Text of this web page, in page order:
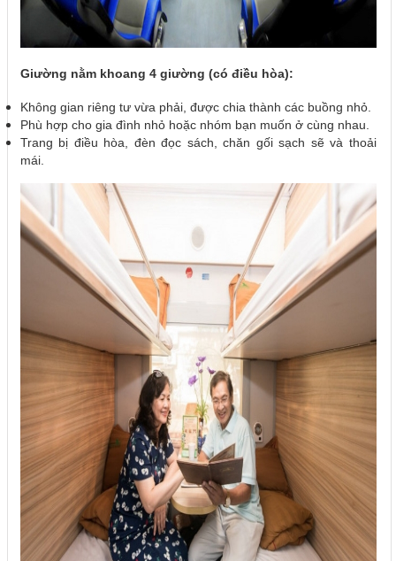
Giường nằm khoang 4 giường (có điều hòa):
Không gian riêng tư vừa phải, được chia thành các buồng nhỏ.
Phù hợp cho gia đình nhỏ hoặc nhóm bạn muốn ở cùng nhau.
Trang bị điều hòa, đèn đọc sách, chăn gối sạch sẽ và thoải
mái.